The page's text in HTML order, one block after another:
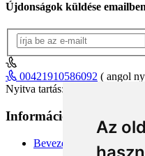
Az
Újdonságok küldése
00421910586092 ( angol
Nyitva tartás: 8.00 – 16.00
Információk
Bevezetés